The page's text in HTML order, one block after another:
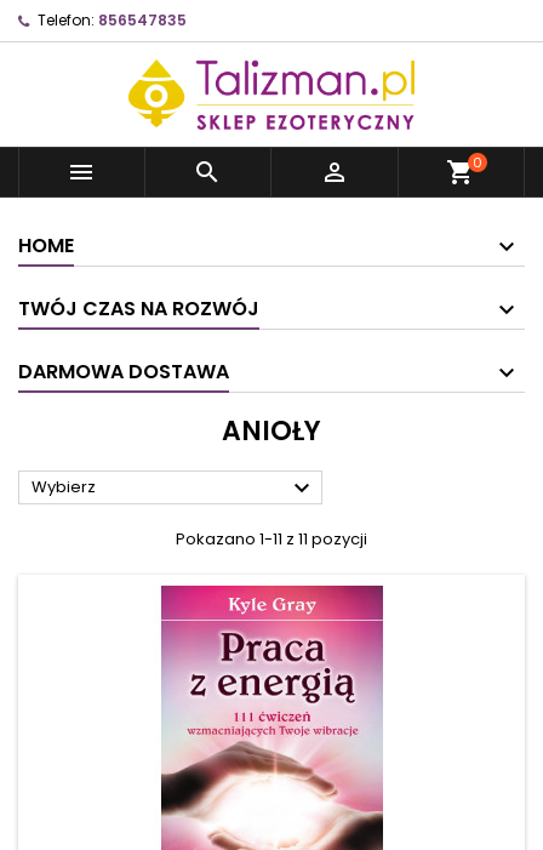
Telefon: 856547835
   shopping_cart0
HOME
TWÓJ CZAS NA ROZWÓJ
DARMOWA DOSTAWA
ANIOŁY
Wybierz 
Pokazano 1-11 z 11 pozycji